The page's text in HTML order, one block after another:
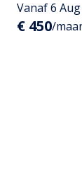
Vanaf 6
€ 450/